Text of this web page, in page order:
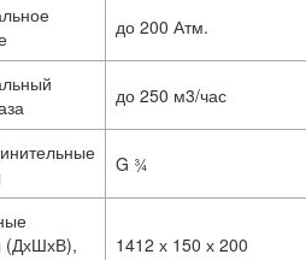
до 200 Атм.
до 250 м3/час
G ¾
(ДхШхВ),
1412 х 150 х 200